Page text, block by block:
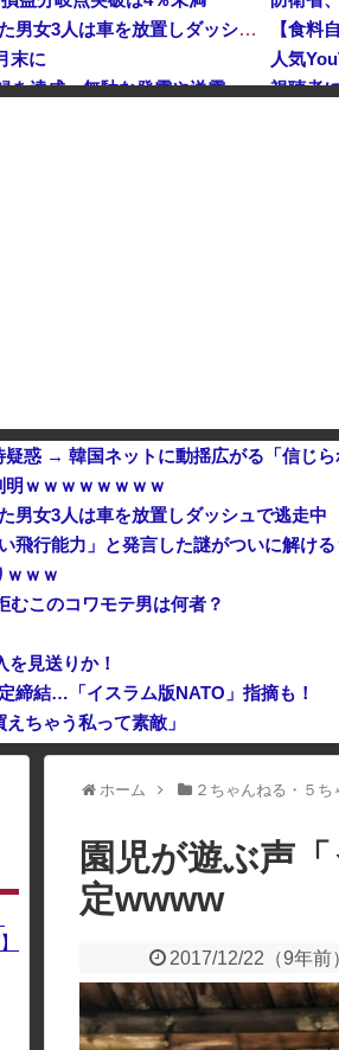
【鹿児島】 突然右折し路面電車と衝突 乗っていた男女3人は車を放置しダッシュで逃走中
末に
日産e-power、無給油で1980km走行しギネス記録を達成、無駄な発電や送電ロスなくEVよりエコを証明
【食料
人気
明ｗｗｗｗｗｗｗｗ
男女3人は車を放置しダッシュで逃走中
飛行能力」と発言した謎がついに解ける
ｗｗ
むこのコワモテ男は何者？
見送りか！
締結…「イスラム版NATO」指摘も！
ちゃう私って素敵」
している場合、一部のコンテンツが表示さ
ホーム ２ちゃんねる・５ち
園児が遊ぶ声
定wwww
2017/12/22 （9年前